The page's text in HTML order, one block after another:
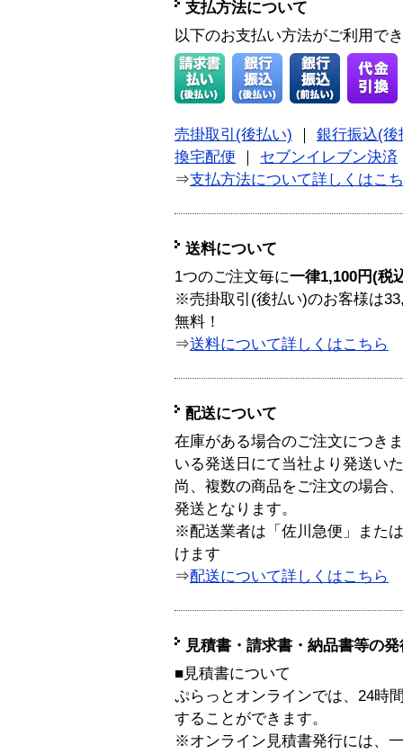
支払方法について
以下のお支払い方法がご利用で
売掛取引(後払い)
銀行振込(後
換宅配便
セブンイレブン決済
⇒支払方法について詳しくはこ
送料について
1つのご注文毎に一律1,100円(税
※売掛取引(後払い)のお客様は
無料！
⇒送料について詳しくはこちら
配送について
在庫がある場合のご注文につき
いる発送日にて当社より発送い
尚、複数の商品をご注文の場合
発送となります。
※配送業者は「佐川急便」また
けます
⇒配送について詳しくはこちら
見積書・請求書・納品書等の
■見積書について
ぷらっとオンラインでは、24時
することができます。
※オンライン見積書発行には、